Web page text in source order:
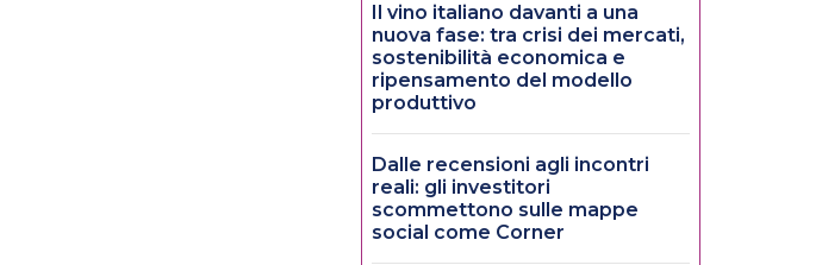
Il vino italiano davanti a una
nuova fase: tra crisi dei mercati,
sostenibilità economica e
ripensamento del modello
produttivo
Dalle recensioni agli incontri
reali: gli investitori
scommettono sulle mappe
social come Corner